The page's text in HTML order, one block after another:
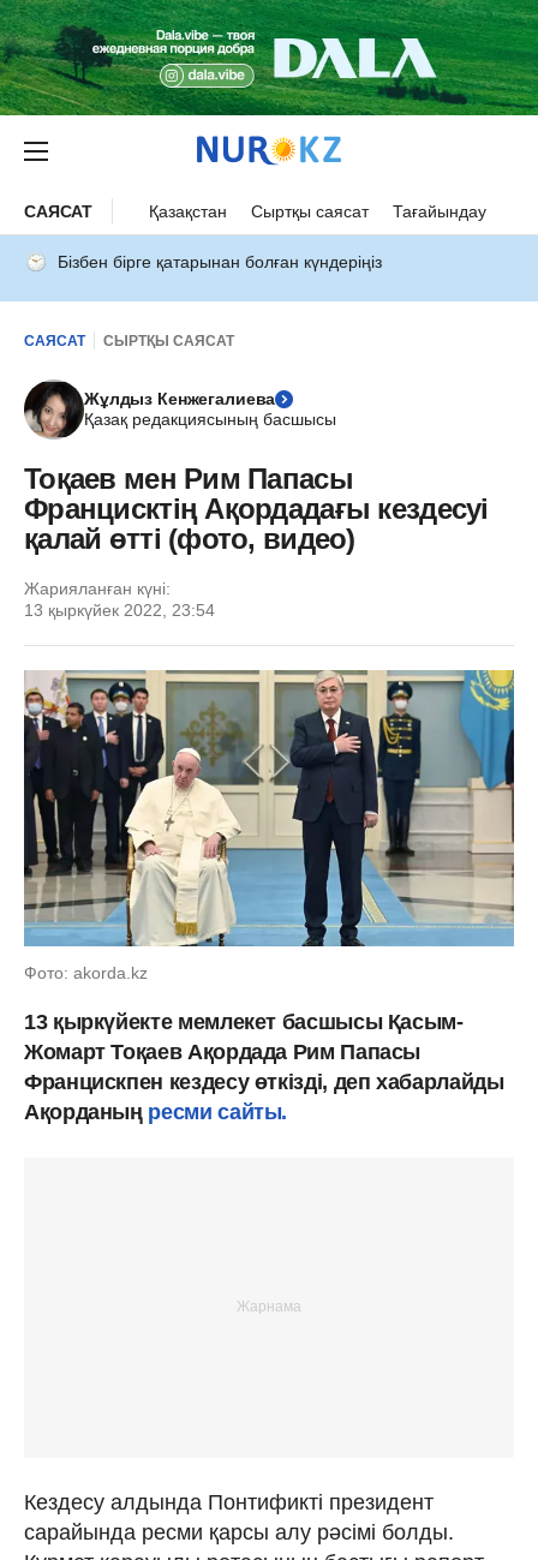
САЯСАТ Қазақстан Сыртқы саясат Тағайындау
Бізбен бірге қатарынан болған күндеріңіз
САЯСАТ СЫРТҚЫ САЯСАТ
Жұлдыз Кенжегалиева
Қазақ редакциясының басшысы
Тоқаев мен Рим Папасы
Францисктің Ақордадағы кездесуі
қалай өтті (фото, видео)
Жарияланған күні:
13 қыркүйек 2022, 23:54
Фото: akorda.kz
13 қыркүйекте мемлекет басшысы Қасым-
Жомарт Тоқаев Ақордада Рим Папасы
Францискпен кездесу өткізді, деп хабарлайды
Ақорданыңресми сайты.
Кездесу алдында Понтификті президент
сарайында ресми қарсы алу рәсімі болды.